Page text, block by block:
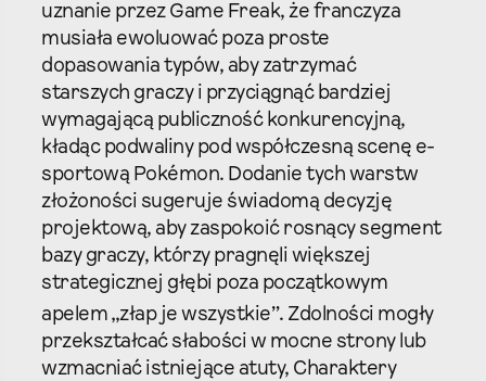
uznanie przez Game Freak, że franczyza
musiała ewoluować poza proste
dopasowania typów, aby zatrzymać
starszych graczy i przyciągnąć bardziej
wymagającą publiczność konkurencyjną,
kładąc podwaliny pod współczesną scenę e-
sportową Pokémon. Dodanie tych warstw
złożoności sugeruje świadomą decyzję
projektową, aby zaspokoić rosnący segment
bazy graczy, którzy pragnęli większej
strategicznej głębi poza początkowym
apelem „złap je wszystkie”. Zdolności mogły
przekształcać słabości w mocne strony lub
wzmacniać istniejące atuty, Charaktery